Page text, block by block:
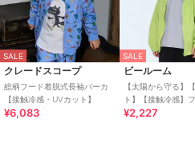
SALE
クレードスコープ
総柄フード着脱式長袖パーカ
【接触冷感・UVカット】
¥6,083
SALE
ビールーム
【太陽から守る】
ト】【接触冷感】
パーカ【子供服】【
¥2,227